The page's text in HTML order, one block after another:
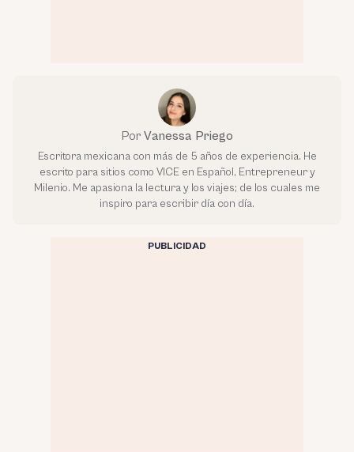
Por Vanessa Priego
Escritora mexicana con más de 5 años de experiencia. He
escrito para sitios como VICE en Español, Entrepreneur y
Milenio. Me apasiona la lectura y los viajes; de los cuales me
inspiro para escribir día con día.
PUBLICIDAD